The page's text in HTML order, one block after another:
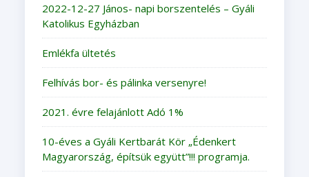
2022-12-27 János- napi borszentelés – Gyáli
Katolikus Egyházban
Emlékfa ültetés
Felhívás bor- és pálinka versenyre!
2021. évre felajánlott Adó 1%
10-éves a Gyáli Kertbarát Kör „Édenkert
Magyarország, építsük együtt”!!! programja.